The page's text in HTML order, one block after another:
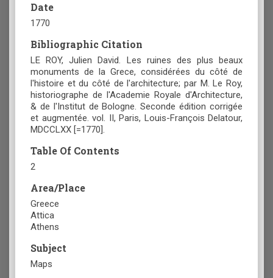
Date
1770
Bibliographic Citation
LE ROY, Julien David. Les ruines des plus beaux
monuments de la Grece, considérées du côté de
l'histoire et du côté de l'architecture; par M. Le Roy,
historiographe de l'Academie Royale d'Architecture,
& de l'Institut de Bologne. Seconde édition corrigée
et augmentée. vol. IΙ, Paris, Louis-François Delatour,
MDCCLXX [=1770].
Table Of Contents
2
Area/Place
Greece
Attica
Athens
Subject
Maps